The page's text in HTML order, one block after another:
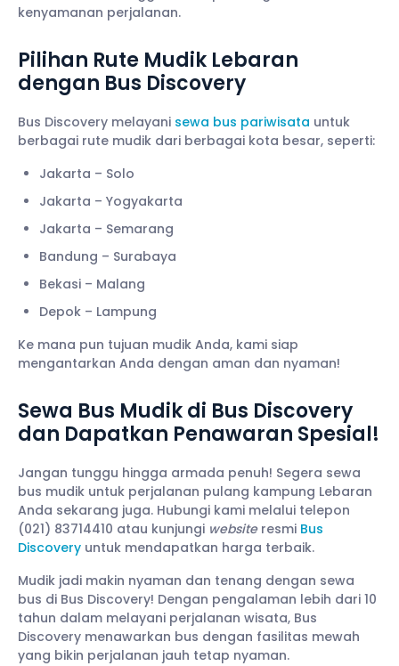
kenyamanan perjalanan.
Pilihan Rute Mudik Lebaran
dengan Bus Discovery
Bus Discovery melayani sewa bus pariwisata untuk
berbagai rute mudik dari berbagai kota besar, seperti:
Jakarta – Solo
Jakarta – Yogyakarta
Jakarta – Semarang
Bandung – Surabaya
Bekasi – Malang
Depok – Lampung
Ke mana pun tujuan mudik Anda, kami siap
mengantarkan Anda dengan aman dan nyaman!
Sewa Bus Mudik di Bus Discovery
dan Dapatkan Penawaran Spesial!
Jangan tunggu hingga armada penuh! Segera sewa
bus mudik untuk perjalanan pulang kampung Lebaran
Anda sekarang juga. Hubungi kami melalui telepon
(021) 83714410 atau kunjungi website resmi Bus
Discovery untuk mendapatkan harga terbaik.
Mudik jadi makin nyaman dan tenang dengan sewa
bus di Bus Discovery! Dengan pengalaman lebih dari 10
tahun dalam melayani perjalanan wisata, Bus
Discovery menawarkan bus dengan fasilitas mewah
yang bikin perjalanan jauh tetap nyaman.